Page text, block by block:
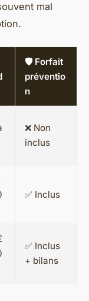
mal
🛡️ Forfait
préventio
n
❌ Non
inclus
✅ Inclus
✅ Inclus
+ bilans